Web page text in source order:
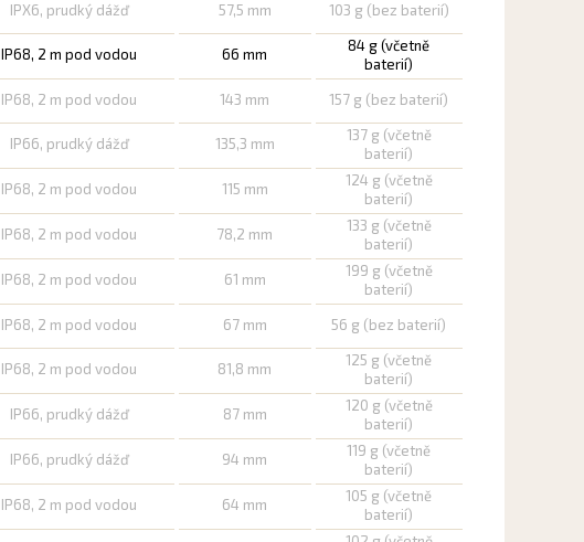
IPX6, prudký dážď 57,5 mm
103 g (bez baterií)
IP68, 2 m pod vodou 66 mm
84 g (včetně
baterií)
IP68, 2 m pod vodou 143 mm 157 g (bez baterií)
IP66, prudký dážď 135,3 mm
137 g (včetně
baterií)
IP68, 2 m pod vodou 115 mm
124 g (včetně
baterií)
IP68, 2 m pod vodou 78,2 mm
133 g (včetně
baterií)
IP68, 2 m pod vodou 61 mm
199 g (včetně
baterií)
IP68, 2 m pod vodou 67 mm 56 g (bez baterií)
IP68, 2 m pod vodou 81,8 mm
125 g (včetně
baterií)
IP66, prudký dážď 87 mm
120 g (včetně
baterií)
IP66, prudký dážď 94 mm
119 g (včetně
baterií)
IP68, 2 m pod vodou 64 mm
105 g (včetně
baterií)